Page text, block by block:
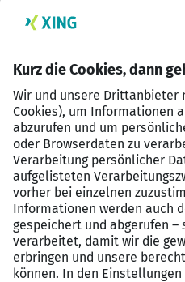
Personalentwicklung
AKADEMIE; jährlich
und
Einarbeitungsphase
Entwicklungs- und
vollständige
Fortbildungen;
und
professionellen
Gesundheit &